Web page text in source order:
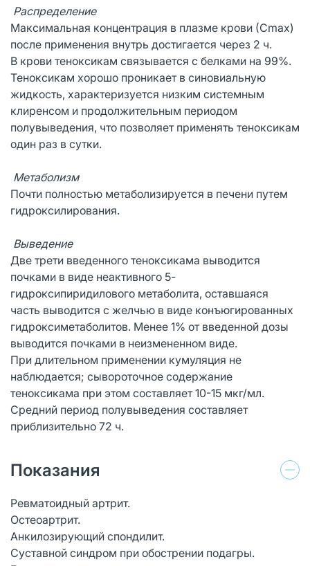
Распределение
Максимальная концентрация в плазме крови (Сmах)
после применения внутрь достигается через 2 ч.
В крови теноксикам связывается с белками на 99%.
Теноксикам хорошо проникает в синовиальную
жидкость, характеризуется низким системным
клиренсом и продолжительным периодом
полувыведения, что позволяет применять теноксикам
один раз в сутки.
Метаболизм
Почти полностью метаболизируется в печени путем
гидроксилирования.
Выведение
Две трети введенного теноксикама выводится
почками в виде неактивного 5-
гидроксипиридилового метаболита, оставшаяся
часть выводится с желчью в виде конъюгированных
гидроксиметаболитов. Менее 1% от введенной дозы
выводится почками в неизмененном виде.
При длительном применении кумуляция не
наблюдается; сывороточное содержание
теноксикама при этом составляет 10-15 мкг/мл.
Средний период полувыведения составляет
приблизительно 72 ч.
Показания
Ревматоидный артрит.
Остеоартрит.
Анкилозирующий спондилит.
Суставной синдром при обострении подагры.